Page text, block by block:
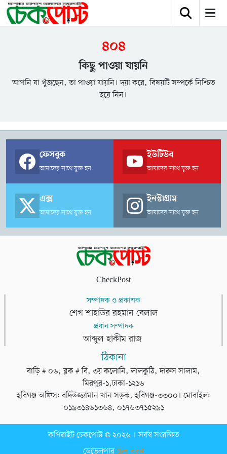
৪০৪
কিছু পাওয়া যায়নি
আপনি যা খুঁজছেন, তা পাওয়া যায়নি। দয়া করে, বিষয়টি সম্পর্কে নিশ্চিত
হয়ে নিন।
ফেসবুক
আমাদের সাথে যুক্ত হন
ইউটিউব
আমাদের সাথে যুক্ত হন
এক্স
আমাদের সাথে যুক্ত হন
ইনস্টাগ্রাম
আমাদের সাথে যুক্ত হন
CheckPost
সম্পাদক ও প্রকাশক
শেখ শাহাউর রহমান বেলাল
প্রধান সম্পাদক
আব্দুল হাকীম রাজ
ঠিকানা
বাড়ি # ০৬, ব্লক # বি, ৩য় কলোনি, লালকুঠি, দারুস সালাম,
মিরপুর-১,ঢাকা-১২১৬
হবিগঞ্জ অফিস: বদিউজ্জামান খান সড়ক, হবিগঞ্জ-৩৩০০। মোবাইল:
০১৯৩১৪৬১৩৬৪, ০১৭৬৩৭১৫২৯১
কপিরাইট চেকপোস্ট © ২০২৬ । সর্বস্ব সংরক্ষিত
ডেভেলপারটেক তরঙ্গ